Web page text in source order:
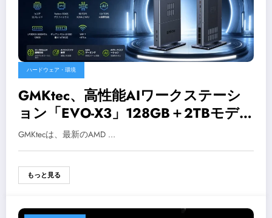
ハードウェア・環境
GMKtec、高性能AIワークステーシ
ョン「EVO-X3」128GB＋2TBモデル
を発売。外付けGPUにも対応
GMKtecは、最新のAMD …
もっと見る